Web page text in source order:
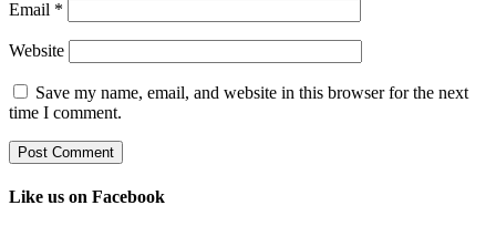
Email *
Website
Save my name, email, and website in this browser for the next
time I comment.
Like us on Facebook